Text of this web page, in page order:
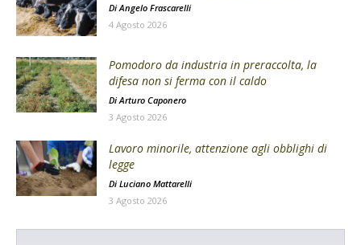
DiAngelo Frascarelli
4 Agosto 2026
Pomodoro da industria in preraccolta, la
difesa non si ferma con il caldo
Di Arturo Caponero
3 Agosto 2026
Lavoro minorile, attenzione agli obblighi di
legge
Di Luciano Mattarelli
3 Agosto 2026